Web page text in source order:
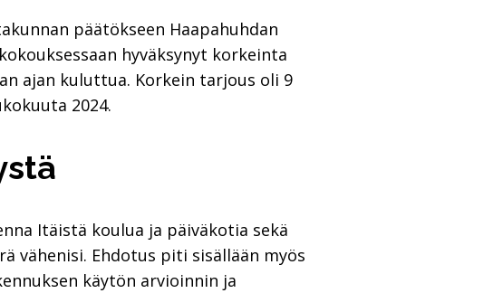
päätökseen Haapahuhdan
hyväksynyt korkeinta
ajan kuluttua. Korkein tarjous oli 9
2024.
Itäistä koulua ja päiväkotia sekä
vähenisi. Ehdotus piti sisällään myös
käytön arvioinnin ja